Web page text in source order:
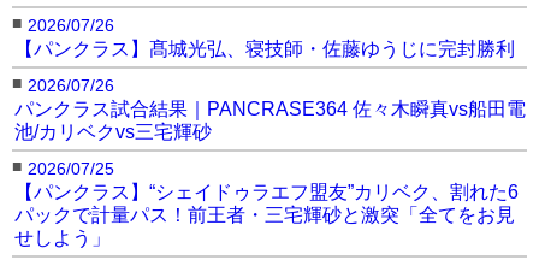
■ 2026/07/26
【パンクラス】髙城光弘、寝技師・佐藤ゆうじに完封勝利
■ 2026/07/26
パンクラス試合結果｜PANCRASE364 佐々木瞬真vs船田電
池/カリベクvs三宅輝砂
■ 2026/07/25
【パンクラス】“シェイドゥラエフ盟友”カリベク、割れた6
パックで計量パス！前王者・三宅輝砂と激突「全てをお見
せしよう」